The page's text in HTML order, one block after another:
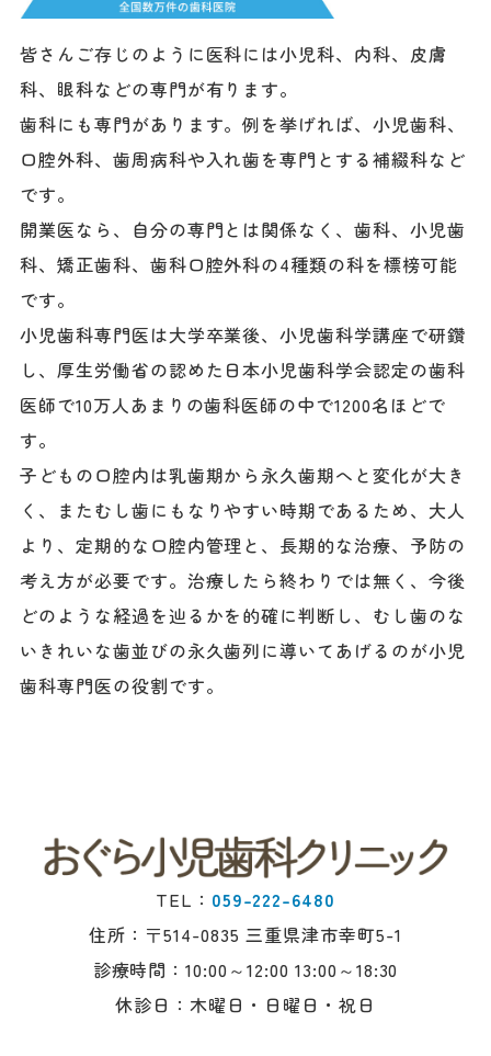
皆さんご存じのように医科には小児科、内科、皮膚
科、眼科などの専門が有ります。
歯科にも専門があります。例を挙げれば、小児歯科、
口腔外科、歯周病科や入れ歯を専門とする補綴科など
です。
開業医なら、自分の専門とは関係なく、歯科、小児歯
科、矯正歯科、歯科口腔外科の4種類の科を標榜可能
です。
小児歯科専門医は大学卒業後、小児歯科学講座で研鑽
し、厚生労働省の認めた日本小児歯科学会認定の歯科
医師で10万人あまりの歯科医師の中で1200名ほどで
す。
子どもの口腔内は乳歯期から永久歯期へと変化が大き
く、またむし歯にもなりやすい時期であるため、大人
より、定期的な口腔内管理と、長期的な治療、予防の
考え方が必要です。治療したら終わりでは無く、今後
どのような経過を辿るかを的確に判断し、むし歯のな
いきれいな歯並びの永久歯列に導いてあげるのが小児
歯科専門医の役割です。
TEL： 059-222-6480
住所：〒514-0835 三重県津市幸町5-1
診療時間：10:00～12:00 13:00～18:30
休診日：木曜日・日曜日・祝日